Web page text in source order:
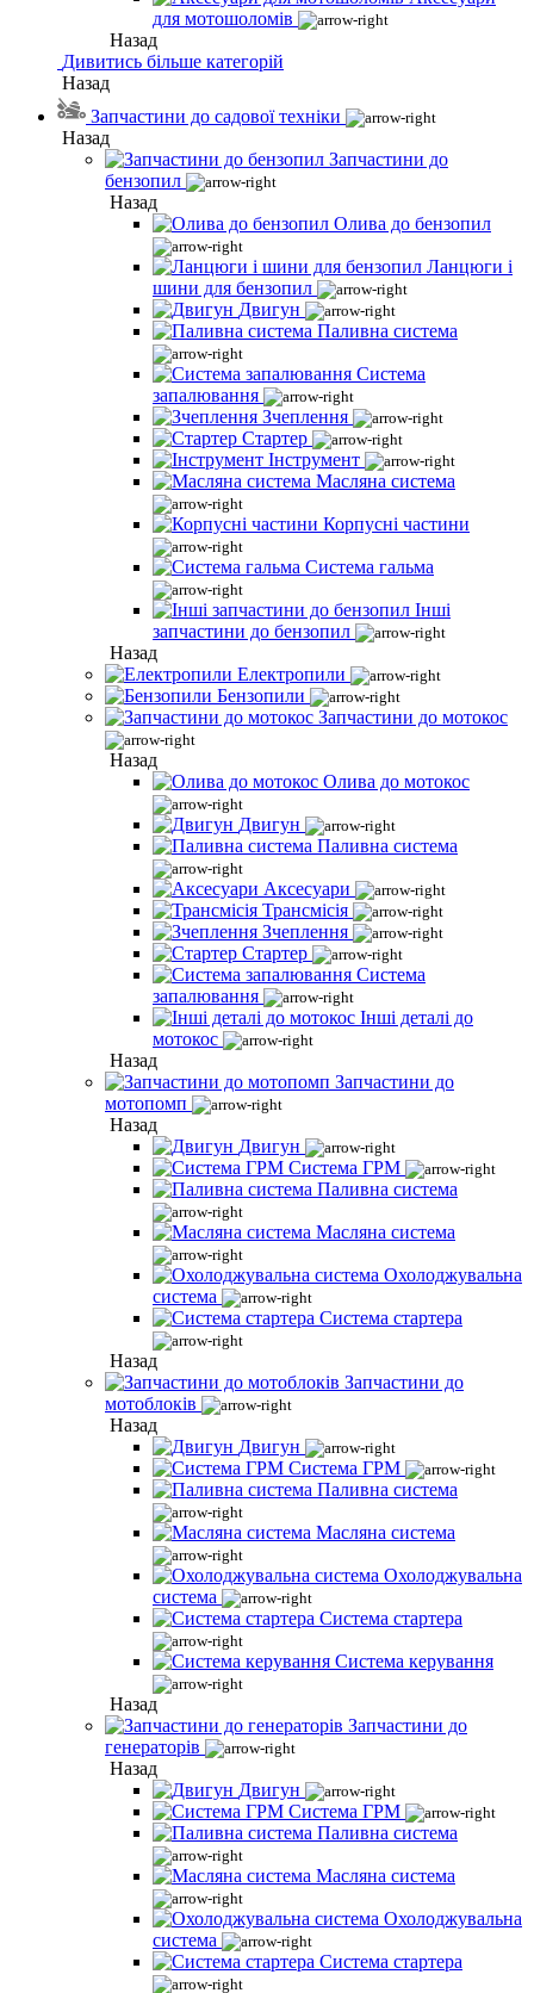
для мотошоломів
Назад
Дивитись більше категорій
Назад
Запчастини до садової техніки
Назад
Запчастини до
бензопил
Назад
Олива до бензопил
Ланцюги і
шини для бензопил
Двигун
Паливна система
Система
запалювання
Зчеплення
Стартер
Інструмент
Масляна система
Корпусні частини
Система гальма
Інші
запчастини до бензопил
Назад
Електропили
Бензопили
Запчастини до мотокос
Назад
Олива до мотокос
Двигун
Паливна система
Аксесуари
Трансмісія
Зчеплення
Стартер
Система
запалювання
Інші деталі до
мотокос
Назад
Запчастини до
мотопомп
Назад
Двигун
Система ГРМ
Паливна система
Масляна система
Охолоджувальна
система
Система стартера
Назад
Запчастини до
мотоблоків
Назад
Двигун
Система ГРМ
Паливна система
Масляна система
Охолоджувальна
система
Система стартера
Система керування
Назад
Запчастини до
генераторів
Назад
Двигун
Система ГРМ
Паливна система
Масляна система
Охолоджувальна
система
Система стартера